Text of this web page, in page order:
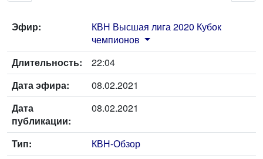
Эфир:
КВН Высшая лига 2020 Кубок
чемпионов
Длительность:
22:04
Дата эфира:
08.02.2021
Дата
публикации:
08.02.2021
Тип:
КВН-Обзор